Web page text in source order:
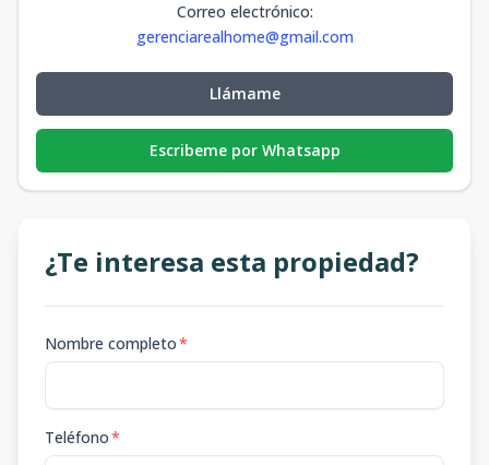
Correo electrónico:
gerenciarealhome@gmail.com
Llámame
Escribeme por Whatsapp
¿Te interesa esta propiedad?
Nombre completo*
Teléfono*